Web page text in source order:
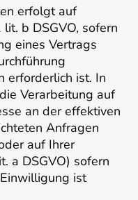
erfolgt auf
b DSGVO, sofern
eines Vertrags
erforderlich ist. In
Verarbeitung auf
an der effektiven
Anfragen
auf Ihrer
a DSGVO) sofern
ist